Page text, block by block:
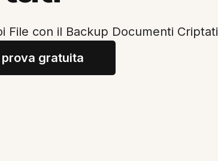
File con il Backup Documenti Criptati
prova gratuita